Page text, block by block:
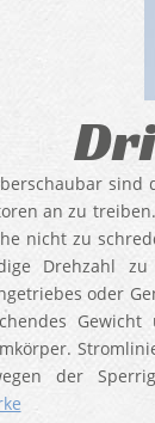
sind
an zu
nicht zu
Drehzahl
oder
der